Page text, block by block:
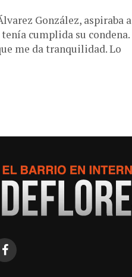
González, aspiraba a
cumplida su condena.
me da tranquilidad. Lo